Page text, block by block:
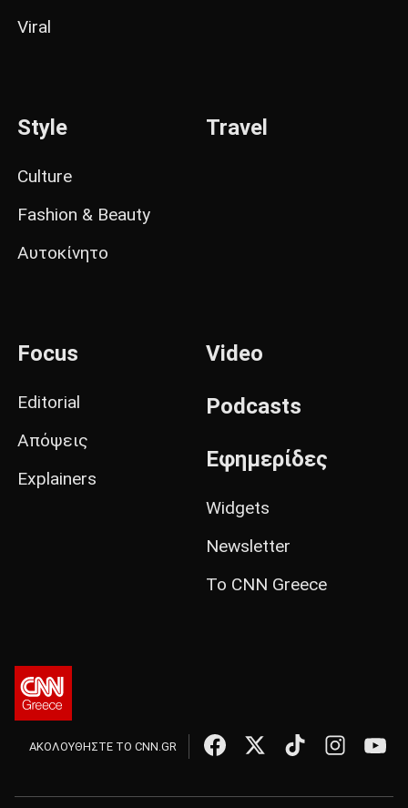
Viral
Style
Culture
Fashion & Beauty
Αυτοκίνητο
Travel
Focus
Editorial
Απόψεις
Explainers
Video
Podcasts
Εφημερίδες
Widgets
Newsletter
Το CNN Greece
ΑΚΟΛΟΥΘΗΣΤΕ ΤΟ CNN.GR